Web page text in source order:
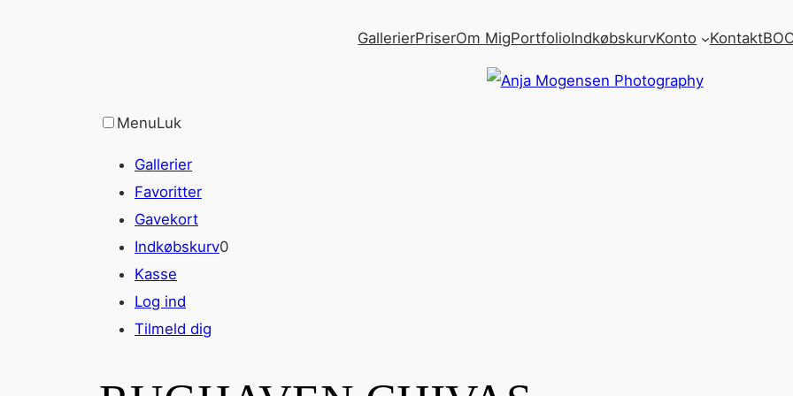
GallerierPriserOm MigPortfolioIndkøbskurvKonto Kontakt
MenuLuk
Gallerier
Favoritter
Gavekort
Indkøbskurv0
Kasse
Log ind
Tilmeld dig